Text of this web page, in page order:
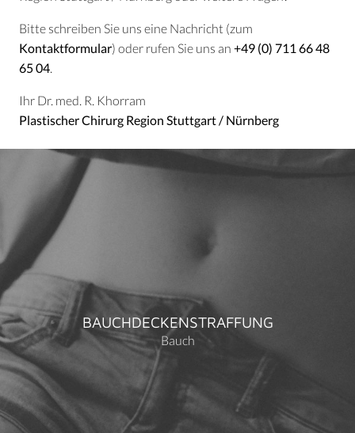
Bitte schreiben Sie uns eine Nachricht (zum
Kontaktformular) oder rufen Sie uns an +49 (0) 711 66 48
65 04.
Ihr Dr. med. R. Khorram
Plastischer Chirurg Region Stuttgart / Nürnberg
BAUCHDECKENSTRAFFUNG
Bauch